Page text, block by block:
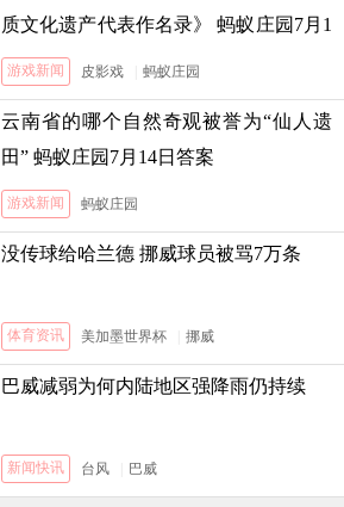
质文化遗产代表作名录》 蚂蚁庄园7月1
3日答案
游戏新闻 皮影戏 蚂蚁庄园
云南省的哪个自然奇观被誉为“仙人遗
田” 蚂蚁庄园7月14日答案
游戏新闻 蚂蚁庄园
没传球给哈兰德 挪威球员被骂7万条
体育资讯 美加墨世界杯 挪威
巴威减弱为何内陆地区强降雨仍持续
新闻快讯 台风 巴威